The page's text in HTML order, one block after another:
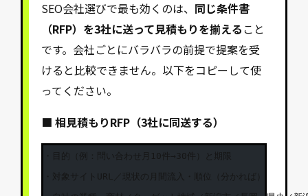
SEO会社選びで最も効くのは、 同じ条件書
（RFP）を3社に送って見積もりを揃えること
です。会社ごとにバラバラの前提で提案を受
けると比較できません。以下をコピーして使
ってください。
■ 相見積もりRFP（3社に同送する）
・目的（例：問い合わせ月10件→30件）と期限
・対象サイトURL／現状の月間流入・順位（分かれば）